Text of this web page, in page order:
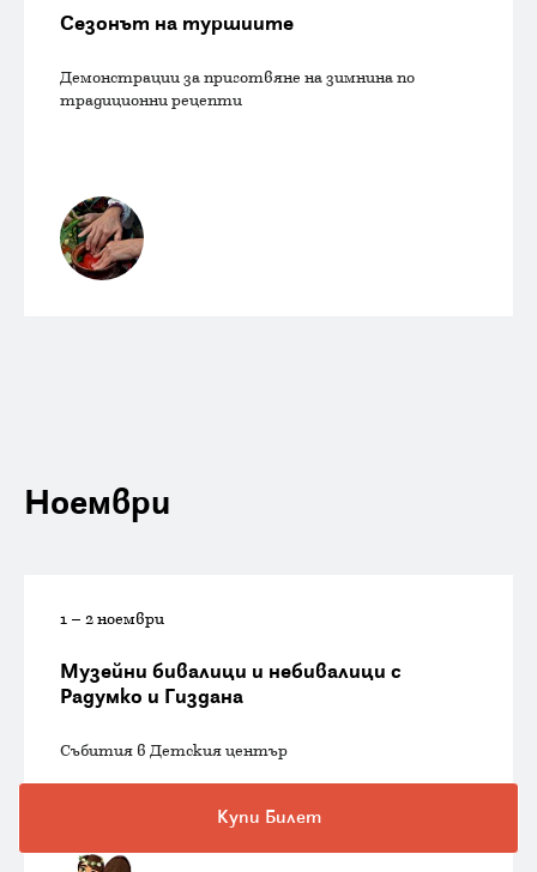
Сезонът на туршиите
Демонстрации за приготвяне на зимнина по
традиционни рецепти
Ноември
1 – 2 ноември
Музейни бивалици и небивалици с
Радумко и Гиздана
Събития в Детския център
Купи Билет